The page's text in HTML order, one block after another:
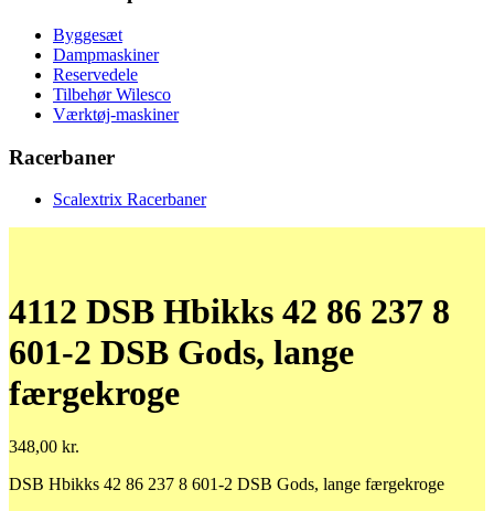
Byggesæt
Dampmaskiner
Reservedele
Tilbehør Wilesco
Værktøj-maskiner
Racerbaner
Scalextrix Racerbaner
4112 DSB Hbikks 42 86 237 8
601-2 DSB Gods, lange
færgekroge
348,00 kr.
DSB Hbikks 42 86 237 8 601-2 DSB Gods, lange færgekroge